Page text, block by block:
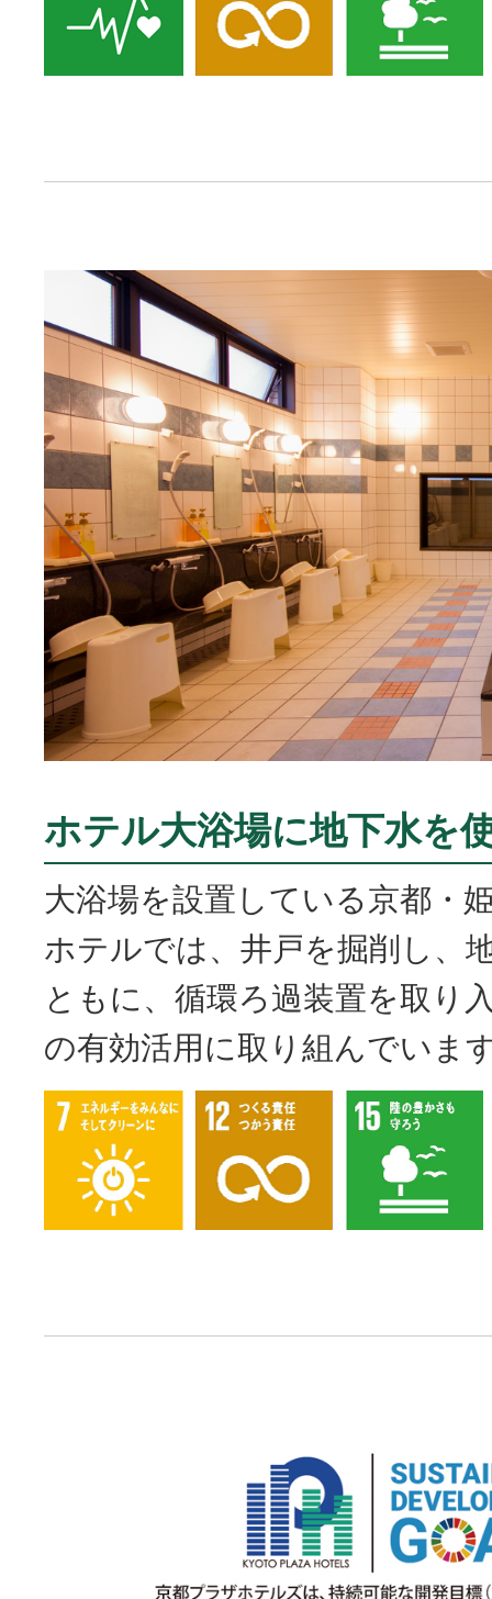
ホテル大浴場に地下水を
大浴場を設置している京都・
ホテルでは、井戸を掘削し、
ともに、循環ろ過装置を取り
の有効活用に取り組んでいま